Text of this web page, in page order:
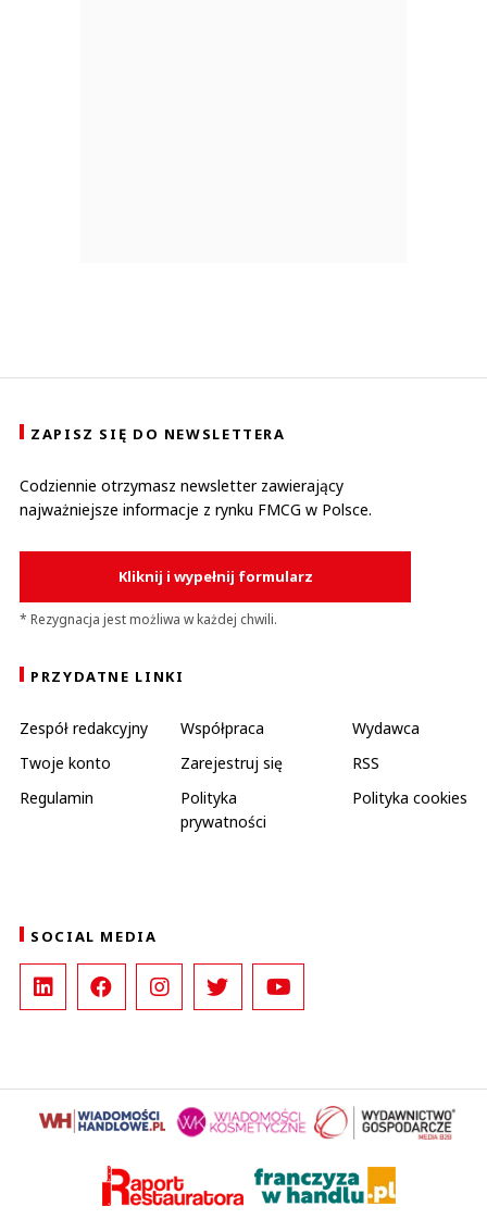
ZAPISZ SIĘ DO NEWSLETTERA
Codziennie otrzymasz newsletter zawierający
najważniejsze informacje z rynku FMCG w Polsce.
Kliknij i wypełnij formularz
* Rezygnacja jest możliwa w każdej chwili.
PRZYDATNE LINKI
Zespół redakcyjny Współpraca
Wydawca
Twoje konto
Zarejestruj się
RSS
Regulamin
Polityka
prywatności
Polityka cookies
SOCIAL MEDIA